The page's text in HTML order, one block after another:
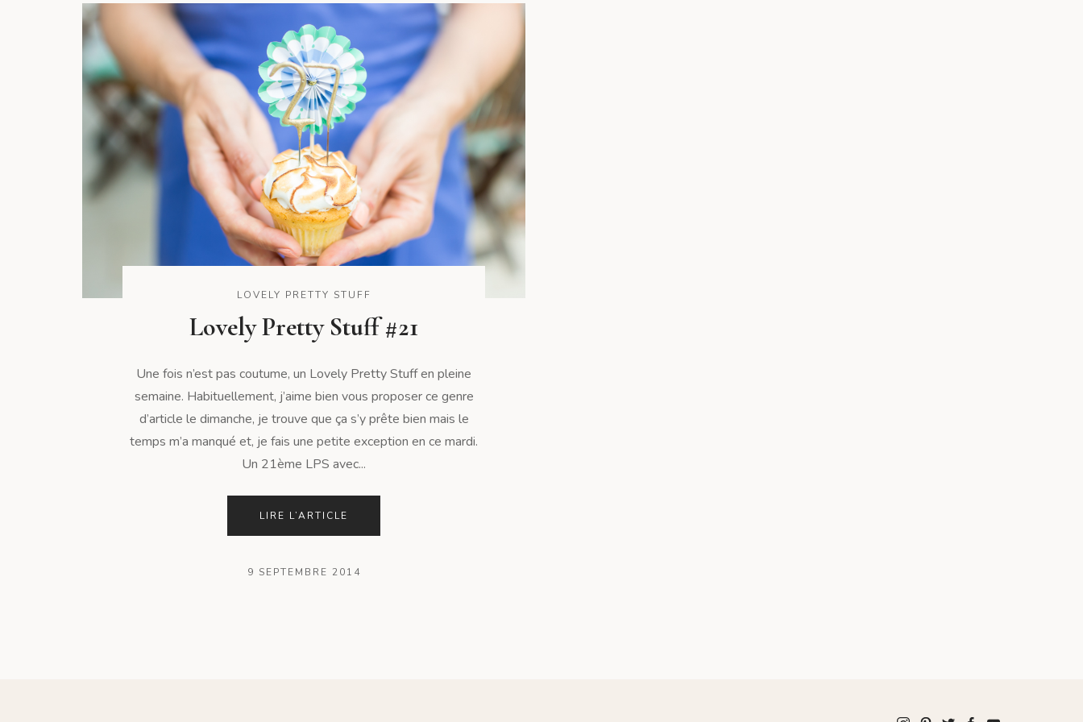
LOVELY PRETTY STUFF
Lovely Pretty Stuff #21
Une fois n’est pas coutume, un Lovely Pretty Stuff en pleine
semaine. Habituellement, j’aime bien vous proposer ce genre
d’article le dimanche, je trouve que ça s’y prête bien mais le
temps m’a manqué et, je fais une petite exception en ce mardi.
Un 21ème LPS avec...
LIRE L’ARTICLE
9 SEPTEMBRE 2014